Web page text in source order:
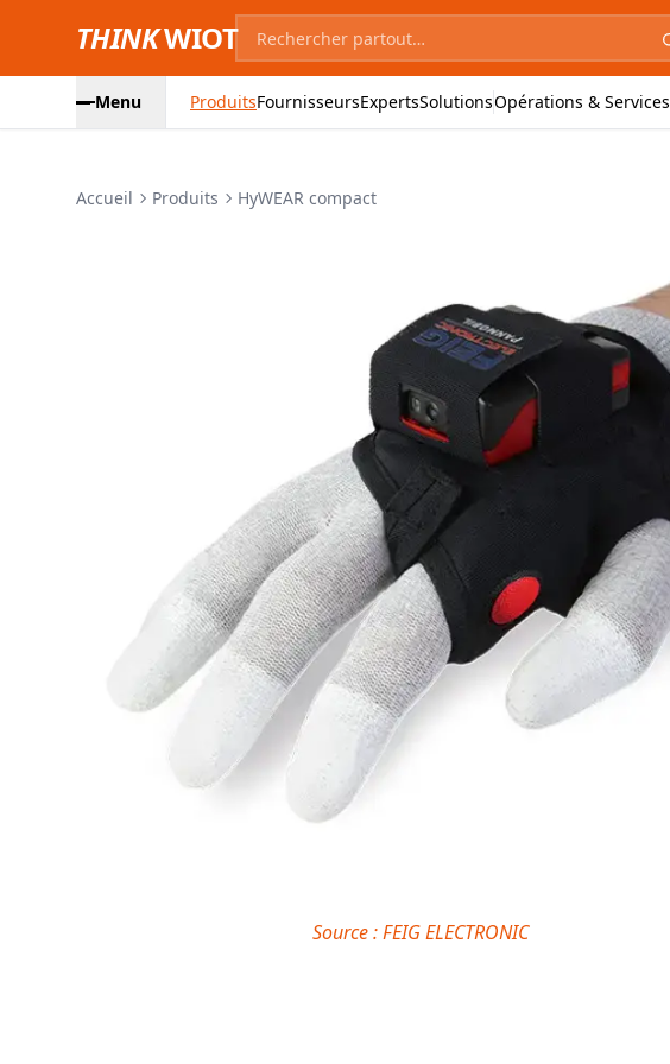
THINKWIOT
Menu ProduitsFournisseursExpertsSolutionsOpérations & Services
Accueil Produits HyWEAR compact
Source : FEIG ELECTRONIC